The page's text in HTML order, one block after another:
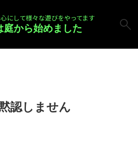
にして様々な遊びをやってます
庭から始めました
認しません